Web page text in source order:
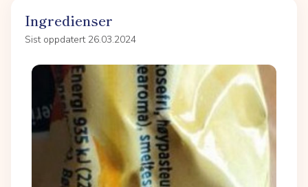
Ingredienser
Sist oppdatert 26.03.2024